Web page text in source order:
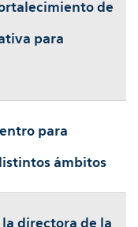
de
para
para
ámbitos
directora de la